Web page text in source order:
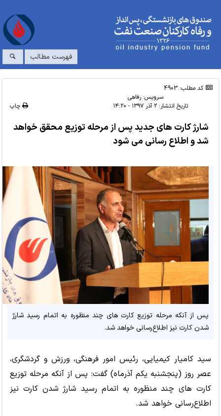
فهرست مطالب
کد مطلب: 4903
سرویس: رفاهی
تاریخ انتشار: ۲ آذر ۱۳۹۷ - ۱۴:۲۰ چاپ
شارژ کارت های جدید پس از مرحله توزیع محقق خواهد
شد و اطلاع رسانی می شود
پس از آنکه مرحله توزیع کارت های چند منظوره به اتمام رسید شارژ
شدن کارت نیز اطلاع‌رسانی خواهد شد.
سید کامیار کیمیایی، رئیس امور فرهنگی، ورزش و گردشگری،
عصر روز (پنجشنبه یکم آذرماه) گفت: پس از آنکه مرحله توزیع
کارت های چند منظوره به اتمام رسید شارژ شدن کارت نیز
اطلاع‌رسانی خواهد شد.